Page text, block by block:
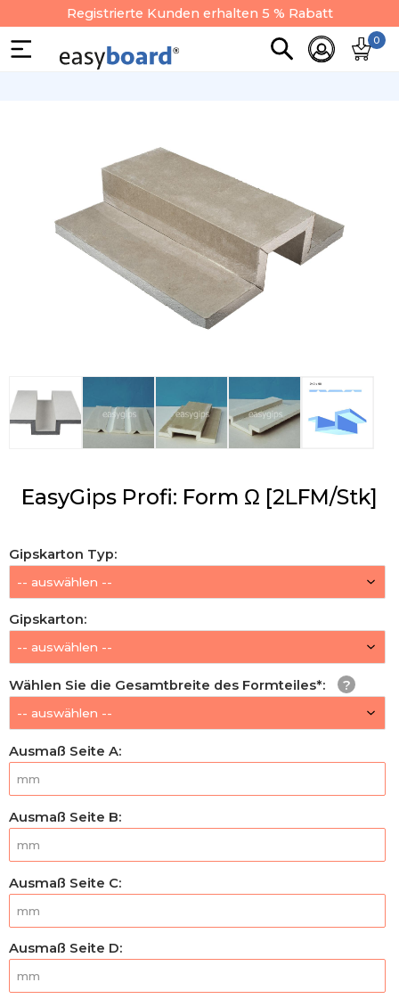
Registrierte Kunden erhalten 5 % Rabatt
0
EasyGips Profi: Form Ω [2LFM/Stk]
Gipskarton Typ:
Gipskarton:
Wählen Sie die Gesamtbreite des Formteiles*:
Ausmaß Seite A:
Ausmaß Seite B:
Ausmaß Seite C:
Ausmaß Seite D: